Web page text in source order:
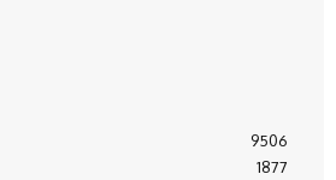
9506
1877